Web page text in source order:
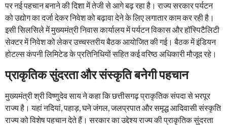
पर नई पहचान बनाने की दिशा में तेजी से आगे बढ़ रहा है। राज्य सरकार पर्यटन
को उद्योग का दर्जा देकर निवेश को बढ़ावा देने के लिए लगातार काम कर रही है।
इसी सिलसिले में मुख्यमंत्री निवास कार्यालय में पर्यटन विकास और हॉस्पिटैलिटी
सेक्टर में निवेश को लेकर उच्चस्तरीय बैठक आयोजित की गई। बैठक में इंडियन
होटल्स कंपनी लिमिटेड के प्रतिनिधियों सहित कई वरिष्ठ अधिकारी मौजूद रहे।
प्राकृतिक सुंदरता और संस्कृति बनेगी पहचान
मुख्यमंत्री श्री विष्णुदेव साय ने कहा कि छत्तीसगढ़ प्राकृतिक संपदा से भरपूर
राज्य है। यहां नदियां, पहाड़, घने जंगल, जलप्रपात और समृद्ध आदिवासी संस्कृति
राज्य को विशेष पहचान देते हैं। सरकार का उद्देश्य राज्य की प्राकृतिक सुंदरता